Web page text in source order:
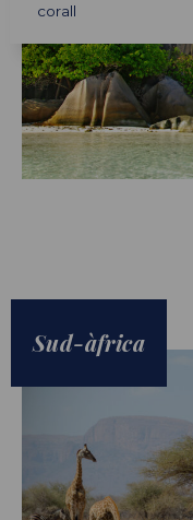
corall
Sud-àfrica